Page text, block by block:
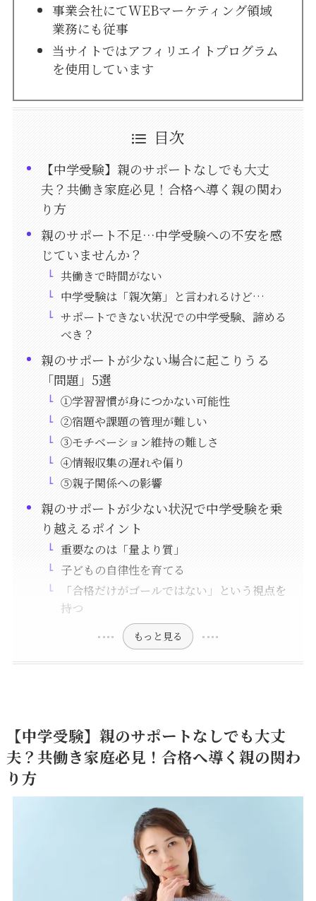
事業会社にてWEBマーケティング領域
業務にも従事
当サイトではアフィリエイトプログラム
を使用しています
目次
【中学受験】親のサポートなしでも大丈
夫？共働き家庭必見！合格へ導く親の関わ
り方
親のサポート不足…中学受験への不安を感
じていませんか？
共働きで時間がない
中学受験は「親次第」と言われるけど…
サポートできない状況での中学受験、諦める
べき？
親のサポートが少ない場合に起こりうる
「問題」5選
①学習習慣が身につかない可能性
②宿題や課題の管理が難しい
③モチベーション維持の難しさ
④情報収集の遅れや偏り
⑤親子関係への影響
親のサポートが少ない状況で中学受験を乗
り越えるポイント
重要なのは「量より質」
子どもの自律性を育てる
「合格だけがゴールではない」という視点を
持つ
もっと見る
【中学受験】親のサポートなしでも大丈
夫？共働き家庭必見！合格へ導く親の関わ
り方